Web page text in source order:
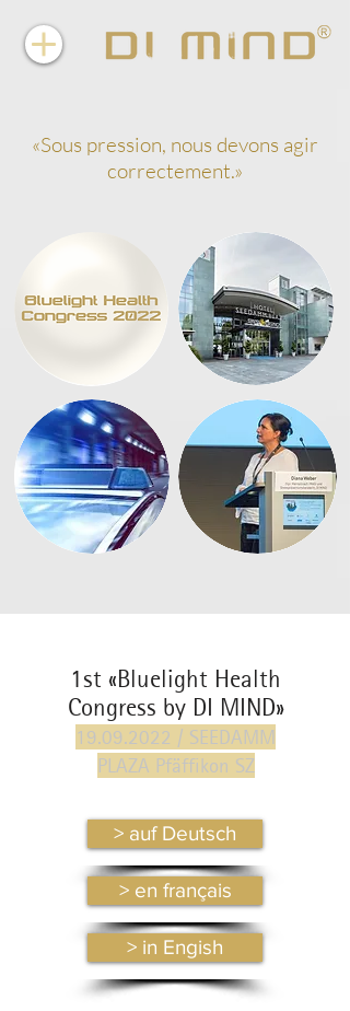
«Sous pression, nous devons agir
correctement.»
1st «Bluelight Health
Congress by DI MIND»
19.09.2022 / SEEDAMM
PLAZA Pfäffikon SZ
> auf Deutsch
> en français
> in Engish